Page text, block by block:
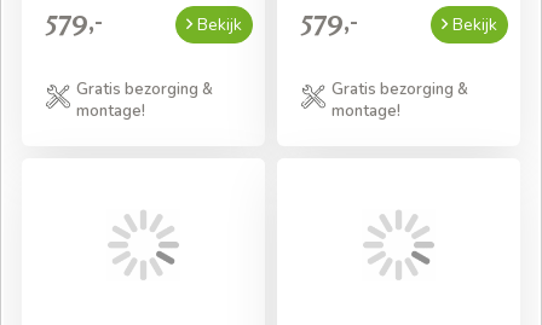
579,- Bekijk
Gratis bezorging &
montage!
579,- Bekijk
Gratis bezorging &
montage!